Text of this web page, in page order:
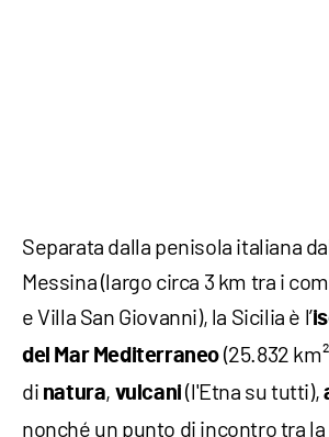
Separata dalla penisola italiana
Messina (largo circa 3 km tra i
e Villa San Giovanni), la Sicilia è l’
del Mar Mediterraneo (25.832
di natura, vulcani(l'Etna su tutti),
nonché un punto di incontro tra la